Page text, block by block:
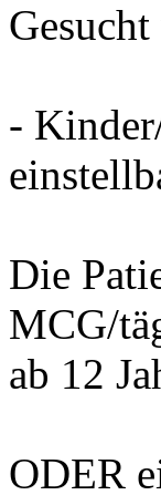
-
Die
MCG/
ab 12
ODER